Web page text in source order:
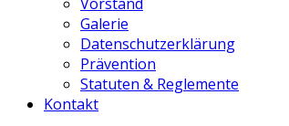
Galerie
Datenschutzerklärung
Prävention
Statuten & Reglemente
Kontakt